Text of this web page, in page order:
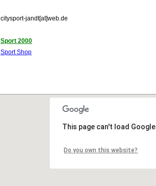
citysport-jandt[at]web.de
Sport 2000
Sport Shop
This page can't load
Do you own this website?